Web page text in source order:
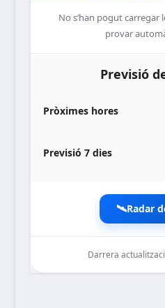
No s’han pogut carregar
provar
Previsió
Pròximes hores
Previsió 7 dies
🛰️Radar
Darrera